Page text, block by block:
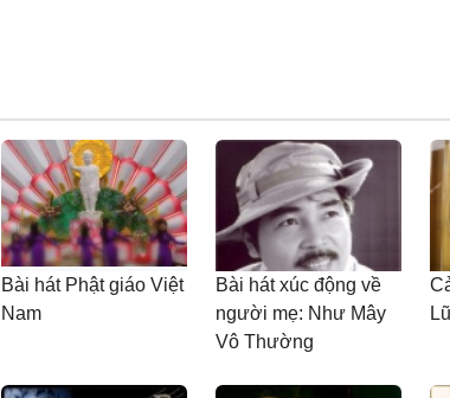
Bài hát Phật giáo Việt
Nam
Bài hát xúc động về
người mẹ: Như Mây
Vô Thường